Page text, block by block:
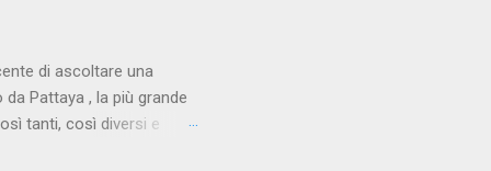
di ascoltare una
Pattaya , la più grande
tanti, così diversi e